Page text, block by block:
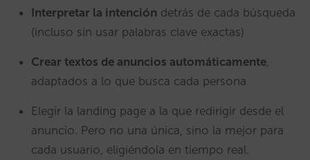
Interpretar la intención detrás de cada búsqueda
(incluso sin usar palabras clave exactas)
Crear textos de anuncios automáticamente,
adaptados a lo que busca cada persona
Elegir la landing page a la que redirigir desde el
anuncio. Pero no una única, sino la mejor para
cada usuario, eligiéndola en tiempo real.